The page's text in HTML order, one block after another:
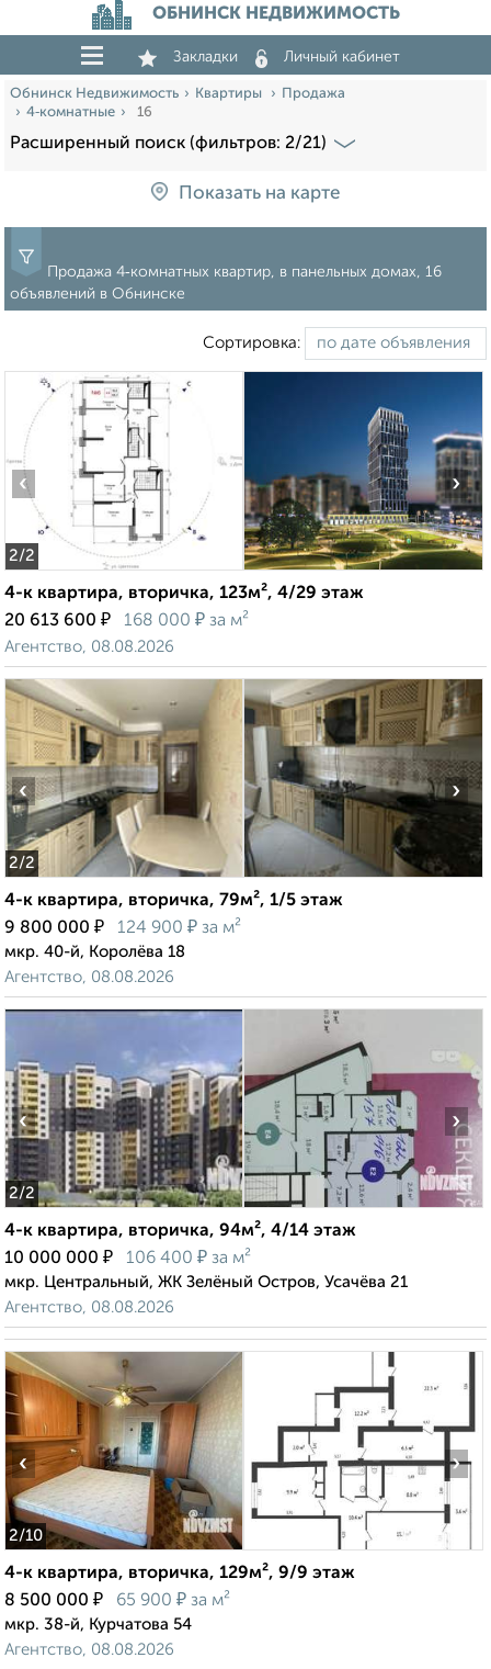
ОБНИНСК НЕДВИЖИМОСТЬ
Закладки Личный кабинет
Обнинск Недвижимость Квартиры
Продажа
4‑комнатные
16
Расширенный поиск (фильтров: 2/21)
Показать на карте
Продажа 4‑комнатных квартир, в панельных домах, 16
объявлений в Обнинске
Сортировка:
2/2
‹ ›
4-к квартира, вторичка, 123м², 4/29 этаж
20 613 600 ₽ 168 000 ₽ за м²
Агентство, 08.08.2026
2/2
‹ ›
4-к квартира, вторичка, 79м², 1/5 этаж
9 800 000 ₽ 124 900 ₽ за м²
мкр. 40-й, Королёва 18
Агентство, 08.08.2026
2/2
‹ ›
4-к квартира, вторичка, 94м², 4/14 этаж
10 000 000 ₽ 106 400 ₽ за м²
мкр. Центральный, ЖК Зелёный Остров, Усачёва 21
Агентство, 08.08.2026
2/10
‹ ›
4-к квартира, вторичка, 129м², 9/9 этаж
8 500 000 ₽ 65 900 ₽ за м²
мкр. 38-й, Курчатова 54
Агентство, 08.08.2026